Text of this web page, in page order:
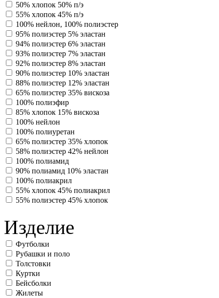
50% хлопок 50% п/э
55% хлопок 45% п/э
100% нейлон, 100% полиэстер
95% полиэстер 5% эластан
94% полиэстер 6% эластан
93% полиэстер 7% эластан
92% полиэстер 8% эластан
90% полиэстер 10% эластан
88% полиэстер 12% эластан
65% полиэстер 35% вискоза
100% полиэфир
85% хлопок 15% вискоза
100% нейлон
100% полиуретан
65% полиэстер 35% хлопок
58% полиэстер 42% нейлон
100% полиамид
90% полиамид 10% эластан
100% полиакрил
55% хлопок 45% полиакрил
55% полиэстер 45% хлопок
Изделие
Футболки
Рубашки и поло
Толстовки
Куртки
Бейсболки
Жилеты